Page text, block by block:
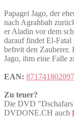
Papagei Jago, der
nach Agrahbah
er Aladin vor dem
darauf findet El-Fatal
befreit den
Jago, ihm eine Falle
EAN:
Zu teuer?
Die DVD "Dschafars
DVDONE.CH auch